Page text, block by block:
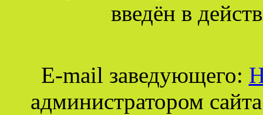
введён в
E-mail заведующего:
администратором